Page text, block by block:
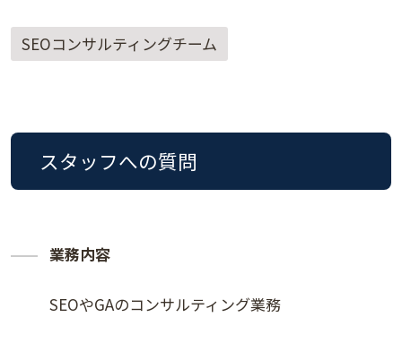
SEOコンサルティングチーム
スタッフへの質問
業務内容
SEOやGAのコンサルティング業務